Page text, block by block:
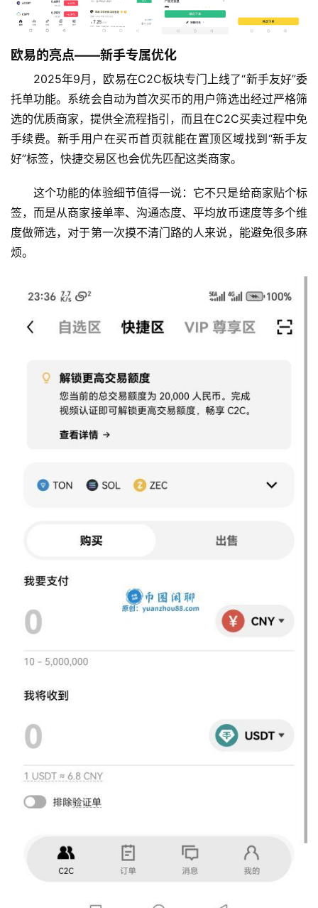
币
百
新
闻
欧易的亮点——新手专属优化
2025年9月，欧易在C2C板块专门上线了“新手友好”委
托单功能。系统会自动为首次买币的用户筛选出经过严格筛
选的优质商家，提供全流程指引，而且在C2C买卖过程中免
手续费。新手用户在买币首页就能在置顶区域找到“新手友
好”标签，快捷交易区也会优先匹配这类商家。
这个功能的体验细节值得一说：它不只是给商家贴个标
签，而是从商家接单率、沟通态度、平均放币速度等多个维
度做筛选，对于第一次摸不清门路的人来说，能避免很多麻
烦。